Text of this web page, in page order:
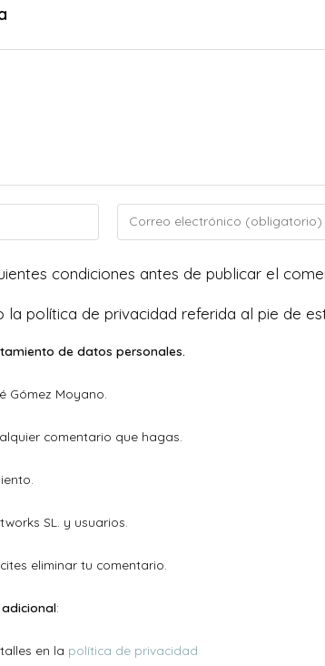
Introduce
tu
dirección
correo
electrónico
condiciones antes de publicar el
la política de privacidad referida al pie de
de datos personales.
Gómez Moyano.
comentario que hagas.
SL. y usuarios.
eliminar tu comentario.
:
en la política de privacidad